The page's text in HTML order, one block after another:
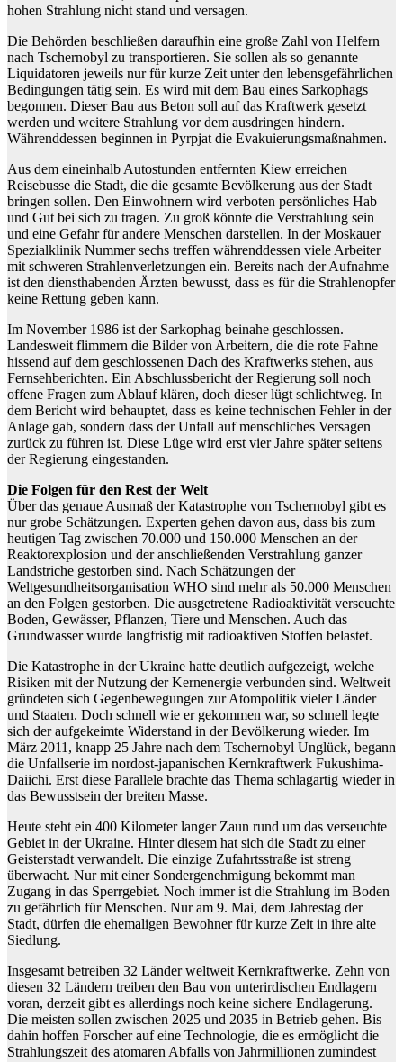
hohen Strahlung nicht stand und versagen.
Die Behörden beschließen daraufhin eine große Zahl von Helfern
nach Tschernobyl zu transportieren. Sie sollen als so genannte
Liquidatoren jeweils nur für kurze Zeit unter den lebensgefährlichen
Bedingungen tätig sein. Es wird mit dem Bau eines Sarkophags
begonnen. Dieser Bau aus Beton soll auf das Kraftwerk gesetzt
werden und weitere Strahlung vor dem ausdringen hindern.
Währenddessen beginnen in Pyrpjat die Evakuierungsmaßnahmen.
Aus dem eineinhalb Autostunden entfernten Kiew erreichen
Reisebusse die Stadt, die die gesamte Bevölkerung aus der Stadt
bringen sollen. Den Einwohnern wird verboten persönliches Hab
und Gut bei sich zu tragen. Zu groß könnte die Verstrahlung sein
und eine Gefahr für andere Menschen darstellen. In der Moskauer
Spezialklinik Nummer sechs treffen währenddessen viele Arbeiter
mit schweren Strahlenverletzungen ein. Bereits nach der Aufnahme
ist den diensthabenden Ärzten bewusst, dass es für die Strahlenopfer
keine Rettung geben kann.
Im November 1986 ist der Sarkophag beinahe geschlossen.
Landesweit flimmern die Bilder von Arbeitern, die die rote Fahne
hissend auf dem geschlossenen Dach des Kraftwerks stehen, aus
Fernsehberichten. Ein Abschlussbericht der Regierung soll noch
offene Fragen zum Ablauf klären, doch dieser lügt schlichtweg. In
dem Bericht wird behauptet, dass es keine technischen Fehler in der
Anlage gab, sondern dass der Unfall auf menschliches Versagen
zurück zu führen ist. Diese Lüge wird erst vier Jahre später seitens
der Regierung eingestanden.
Die Folgen für den Rest der Welt
Über das genaue Ausmaß der Katastrophe von Tschernobyl gibt es
nur grobe Schätzungen. Experten gehen davon aus, dass bis zum
heutigen Tag zwischen 70.000 und 150.000 Menschen an der
Reaktorexplosion und der anschließenden Verstrahlung ganzer
Landstriche gestorben sind. Nach Schätzungen der
Weltgesundheitsorganisation WHO sind mehr als 50.000 Menschen
an den Folgen gestorben. Die ausgetretene Radioaktivität verseuchte
Boden, Gewässer, Pflanzen, Tiere und Menschen. Auch das
Grundwasser wurde langfristig mit radioaktiven Stoffen belastet.
Die Katastrophe in der Ukraine hatte deutlich aufgezeigt, welche
Risiken mit der Nutzung der Kernenergie verbunden sind. Weltweit
gründeten sich Gegenbewegungen zur Atompolitik vieler Länder
und Staaten. Doch schnell wie er gekommen war, so schnell legte
sich der aufgekeimte Widerstand in der Bevölkerung wieder. Im
März 2011, knapp 25 Jahre nach dem Tschernobyl Unglück, begann
die Unfallserie im nordost-japanischen Kernkraftwerk Fukushima-
Daiichi. Erst diese Parallele brachte das Thema schlagartig wieder in
das Bewusstsein der breiten Masse.
Heute steht ein 400 Kilometer langer Zaun rund um das verseuchte
Gebiet in der Ukraine. Hinter diesem hat sich die Stadt zu einer
Geisterstadt verwandelt. Die einzige Zufahrtsstraße ist streng
überwacht. Nur mit einer Sondergenehmigung bekommt man
Zugang in das Sperrgebiet. Noch immer ist die Strahlung im Boden
zu gefährlich für Menschen. Nur am 9. Mai, dem Jahrestag der
Stadt, dürfen die ehemaligen Bewohner für kurze Zeit in ihre alte
Siedlung.
Insgesamt betreiben 32 Länder weltweit Kernkraftwerke. Zehn von
diesen 32 Ländern treiben den Bau von unterirdischen Endlagern
voran, derzeit gibt es allerdings noch keine sichere Endlagerung.
Die meisten sollen zwischen 2025 und 2035 in Betrieb gehen. Bis
dahin hoffen Forscher auf eine Technologie, die es ermöglicht die
Strahlungszeit des atomaren Abfalls von Jahrmillionen zumindest